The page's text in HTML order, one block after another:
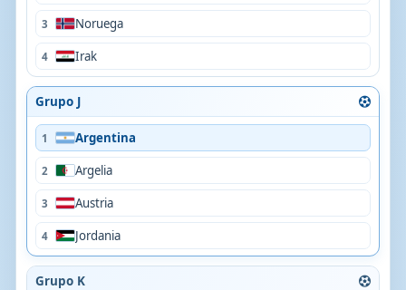
3 Noruega
4 Irak
Grupo J
1 Argentina
2 Argelia
3 Austria
4 Jordania
Grupo K